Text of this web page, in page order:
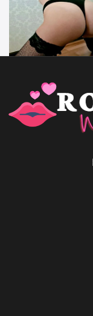
Anna Ford